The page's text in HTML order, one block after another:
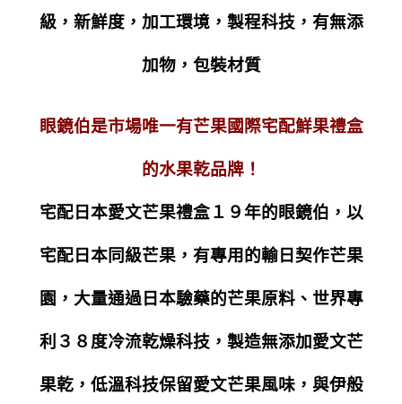
級，新鮮度，加工環境，製程科技，有無添
加物，包裝材質
眼鏡伯是市場唯一有芒果國際宅配鮮果禮盒
的水果乾品牌！
宅配日本愛文芒果禮盒１９年的眼鏡伯，以
宅配日本同級芒果，有專用的輸日契作芒果
園，大量通過日本驗藥的芒果原料、世界專
利３８度冷流乾燥科技，製造無添加愛文芒
果乾，低溫科技保留愛文芒果風味，與伊般